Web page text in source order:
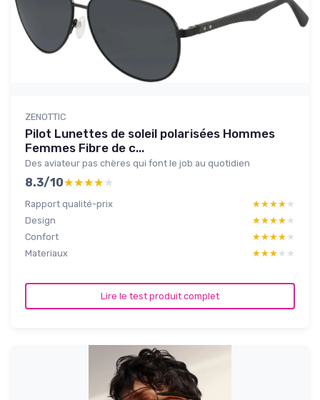
ZENOTTIC
Pilot Lunettes de soleil polarisées Hommes
Femmes Fibre de c...
Des aviateur pas chères qui font le job au quotidien
8.3/10★★★★★
★★★★★
Rapport qualité-prix ★★★★★
★★★★★
Design
★★★★★
★★★★★
Confort
★★★★★
★★★★★
Materiaux
★★★★★
★★★★★
Lire le test produit complet